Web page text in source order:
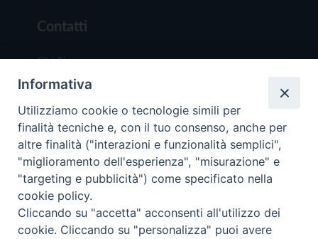
Contatti
Chi Siamo
Redazione
Scrivici
Copyright © 2019 - Tutti i diritti riservati - Vita
Trentina Editrice
Informativa
Utilizziamo cookie o tecnologie simili per
finalità tecniche e, con il tuo consenso, anche per
altre finalità ("interazioni e funzionalità semplici",
"miglioramento dell'esperienza", "misurazione" e
"targeting e pubblicità") come specificato nella
cookie policy.
Cliccando su "accetta" acconsenti all'utilizzo dei
cookie. Cliccando su "personalizza" puoi avere